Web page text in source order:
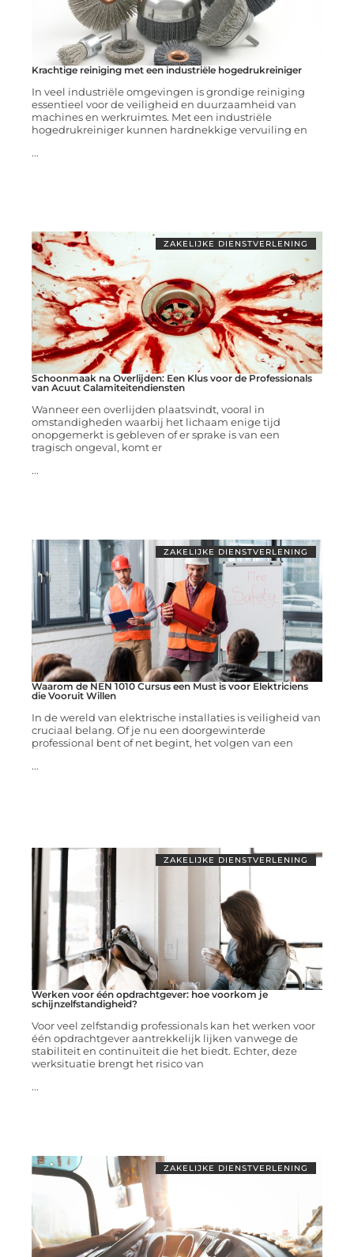
Krachtige reiniging met een industriële hogedrukreiniger
In veel industriële omgevingen is grondige reiniging
essentieel voor de veiligheid en duurzaamheid van
machines en werkruimtes. Met een industriële
hogedrukreiniger kunnen hardnekkige vervuiling en
...
ZAKELIJKE DIENSTVERLENING
Schoonmaak na Overlijden: Een Klus voor de Professionals
van Acuut Calamiteitendiensten
Wanneer een overlijden plaatsvindt, vooral in
omstandigheden waarbij het lichaam enige tijd
onopgemerkt is gebleven of er sprake is van een
tragisch ongeval, komt er
...
ZAKELIJKE DIENSTVERLENING
Waarom de NEN 1010 Cursus een Must is voor Elektriciens
die Vooruit Willen
In de wereld van elektrische installaties is veiligheid van
cruciaal belang. Of je nu een doorgewinterde
professional bent of net begint, het volgen van een
...
ZAKELIJKE DIENSTVERLENING
Werken voor één opdrachtgever: hoe voorkom je
schijnzelfstandigheid?
Voor veel zelfstandig professionals kan het werken voor
één opdrachtgever aantrekkelijk lijken vanwege de
stabiliteit en continuïteit die het biedt. Echter, deze
werksituatie brengt het risico van
...
ZAKELIJKE DIENSTVERLENING